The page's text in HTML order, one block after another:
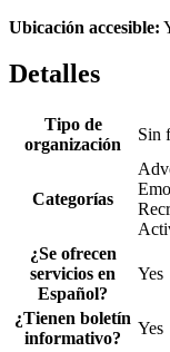
Ubicación accesible:
Detalles
Tipo de
organización
Sin
Categorías
¿Se ofrecen
servicios en
Español?
Yes
¿Tienen boletín
informativo?
Yes